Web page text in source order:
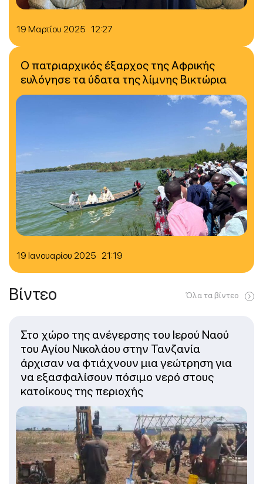
19 Μαρτίου 2025 12:27
19 Ιανουαρίου 2025 21:19
Ο πατριαρχικός έξαρχος της Αφρικής
ευλόγησε τα ύδατα της λίμνης Βικτώρια
Βίντεο Όλα τα βίντεο
Στο χώρο της ανέγερσης του Ιερού Ναού
του Αγίου Νικολάου στην Τανζανία
άρχισαν να φτιάχνουν μια γεώτρηση για
να εξασφαλίσουν πόσιμο νερό στους
κατοίκους της περιοχής